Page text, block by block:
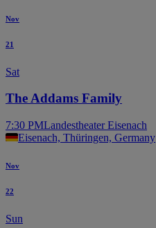
Nov
21
Sat
The Addams Family
7:30 PMLandestheater Eisenach
Eisenach, Thüringen, Germany
Nov
22
Sun